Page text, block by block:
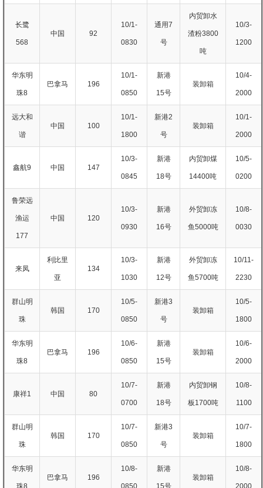
长鹭
568
中国 92
10/1-
0830
通用7
号
内贸卸水
渣粉3800
吨
10/3-
1200
华东明
珠8
巴拿马 196
10/1-
0850
新港
15号
装卸箱
10/4-
2000
远大和
谐
中国 100
10/1-
1800
新港2
号
装卸箱
10/1-
2000
鑫航9 中国 147
10/3-
0845
新港
18号
内贸卸煤
14400吨
10/5-
0200
鲁荣远
渔运
177
中国 120
10/3-
0930
新港
16号
外贸卸冻
鱼5000吨
10/8-
0030
来凤
利比里
亚
134
10/3-
1030
新港
12号
外贸卸冻
鱼5700吨
10/11-
2230
群山明
珠
韩国 170
10/5-
0850
新港3
号
装卸箱
10/5-
1800
华东明
珠8
巴拿马 196
10/6-
0850
新港
15号
装卸箱
10/6-
2000
康祥1 中国 80
10/7-
0700
新港
18号
内贸卸钢
板1700吨
10/8-
1100
群山明
珠
韩国 170
10/7-
0850
新港3
号
装卸箱
10/7-
1800
华东明
珠8
巴拿马 196
10/8-
0850
新港
15号
装卸箱
10/8-
2000